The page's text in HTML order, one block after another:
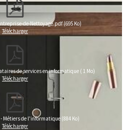
de-Nettoyage.pdf (695 Ko)
Télécharger
de services en informatique ( 1 Mo)
Télécharger
Métiers de l'informatique (884 Ko)
Télécharger